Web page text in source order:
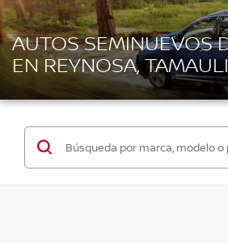
AUTOS SEMINUEVOS
EN REYNOSA,